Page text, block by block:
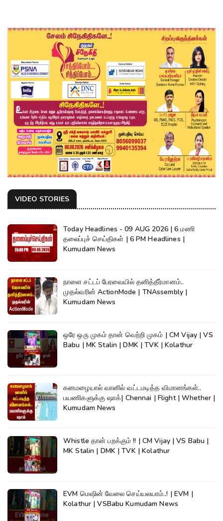
VIDEO STORIES
Today Headlines - 09 AUG 2026 | 6 மணி
தலைப்புச் செய்திகள் | 6 PM Headlines |
Kumudam News
நாளை சட்டப் பேரவையில் தனித்தீர்மானம்..
முதல்வரின் ActionMode | TNAssembly |
Kumudam News
ஒரே ஒரு முகம் தான் வெற்றி முகம் | CM Vijay | VS
Babu | MK Stalin | DMK | TVK | Kolathur
கனமழையால் வானில் வட்டமடித்த விமானங்கள்..
பயணிகளுக்கு ஷாக்| Chennai | Flight | Whether |
Kumudam News
Whistle தான் பறக்கும் !! | CM Vijay | VS Babu |
MK Stalin | DMK | TVK | Kolathur
EVM மெஷின் வேலை செய்யலயாம்..! | EVM |
Kolathur | VSBabu Kumudam News